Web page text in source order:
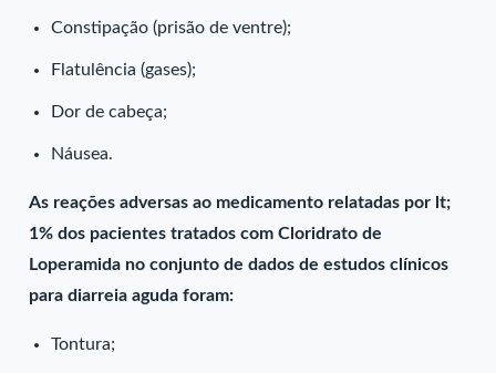
Constipação (prisão de ventre);
Flatulência (gases);
Dor de cabeça;
Náusea.
As reações adversas ao medicamento relatadas por lt;
1% dos pacientes tratados com Cloridrato de
Loperamida no conjunto de dados de estudos clínicos
para diarreia aguda foram:
Tontura;